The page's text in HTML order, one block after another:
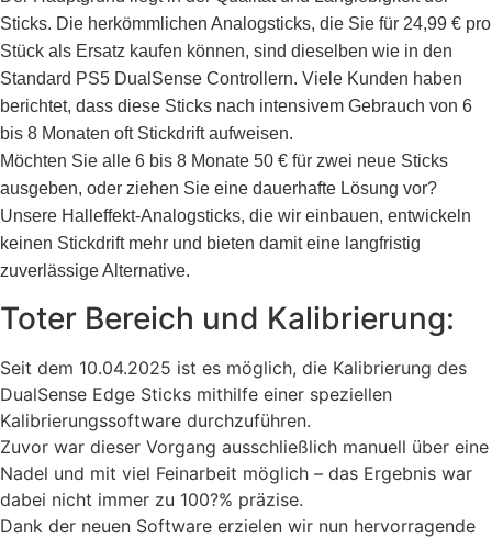
Sticks. Die herkömmlichen Analogsticks, die Sie für 24,99 € pro
Stück als Ersatz kaufen können, sind dieselben wie in den
Standard PS5 DualSense Controllern. Viele Kunden haben
berichtet, dass diese Sticks nach intensivem Gebrauch von 6
bis 8 Monaten oft Stickdrift aufweisen.
Möchten Sie alle 6 bis 8 Monate 50 € für zwei neue Sticks
ausgeben, oder ziehen Sie eine dauerhafte Lösung vor?
Unsere Halleffekt-Analogsticks, die wir einbauen, entwickeln
keinen Stickdrift mehr und bieten damit eine langfristig
zuverlässige Alternative.
Toter Bereich und Kalibrierung:
Seit dem 10.04.2025 ist es möglich, die Kalibrierung des
DualSense Edge Sticks mithilfe einer speziellen
Kalibrierungssoftware durchzuführen.
Zuvor war dieser Vorgang ausschließlich manuell über eine
Nadel und mit viel Feinarbeit möglich – das Ergebnis war
dabei nicht immer zu 100?% präzise.
Dank der neuen Software erzielen wir nun hervorragende